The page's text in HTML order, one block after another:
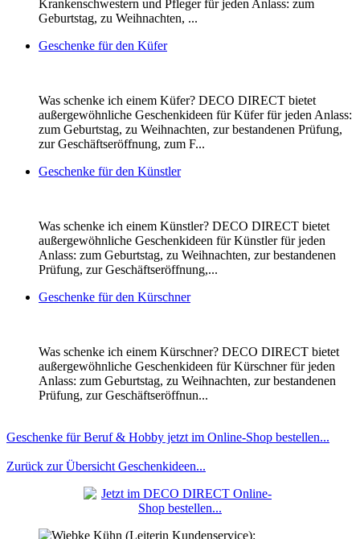
Krankenschwestern und Pfleger für jeden Anlass: zum
Geburtstag, zu Weihnachten, ...
Geschenke für den Küfer
Was schenke ich einem Küfer? DECO DIRECT bietet
außergewöhnliche Geschenkideen für Küfer für jeden Anlass:
zum Geburtstag, zu Weihnachten, zur bestandenen Prüfung,
zur Geschäftseröffnung, zum F...
Geschenke für den Künstler
Was schenke ich einem Künstler? DECO DIRECT bietet
außergewöhnliche Geschenkideen für Künstler für jeden
Anlass: zum Geburtstag, zu Weihnachten, zur bestandenen
Prüfung, zur Geschäftseröffnung,...
Geschenke für den Kürschner
Was schenke ich einem Kürschner? DECO DIRECT bietet
außergewöhnliche Geschenkideen für Kürschner für jeden
Anlass: zum Geburtstag, zu Weihnachten, zur bestandenen
Prüfung, zur Geschäftseröffnun...
Geschenke für Beruf & Hobby jetzt im Online-Shop bestellen...
Zurück zur Übersicht Geschenkideen...